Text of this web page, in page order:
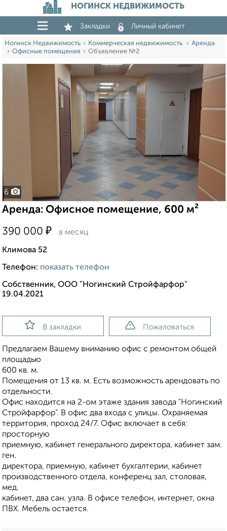
НОГИНСК НЕДВИЖИМОСТЬ
Закладки Личный кабинет
Ногинск Недвижимость Коммерческая недвижимость
Аренда
Офисные помещения
Объявление №2
6
Аренда: Офисное помещение, 600 м²
390 000 ₽ в месяц
Климова 52
Телефон: показать телефон
Собственник, ООО "Ногинский Стройфарфор"
19.04.2021
В закладки Пожаловаться
Предлагаем Вашему вниманию офис с ремонтом общей
площадью
600 кв. м.
Помещения от 13 кв. м. Есть возможность арендовать по
отдельности.
Офис находится на 2-ом этаже здания завода "Ногинский
Стройфарфор". В офис два входа с улицы. Охраняемая
территория, проход 24/7. Офис включает в себя:
просторную
приемную, кабинет генерального директора, кабинет зам.
ген.
директора, приемную, кабинет бухгалтерии, кабинет
производственного отдела, конференц зал, столовая,
мед.
кабинет, два сан. узла. В офисе телефон, интернет, окна
ПВХ. Мебель остается.